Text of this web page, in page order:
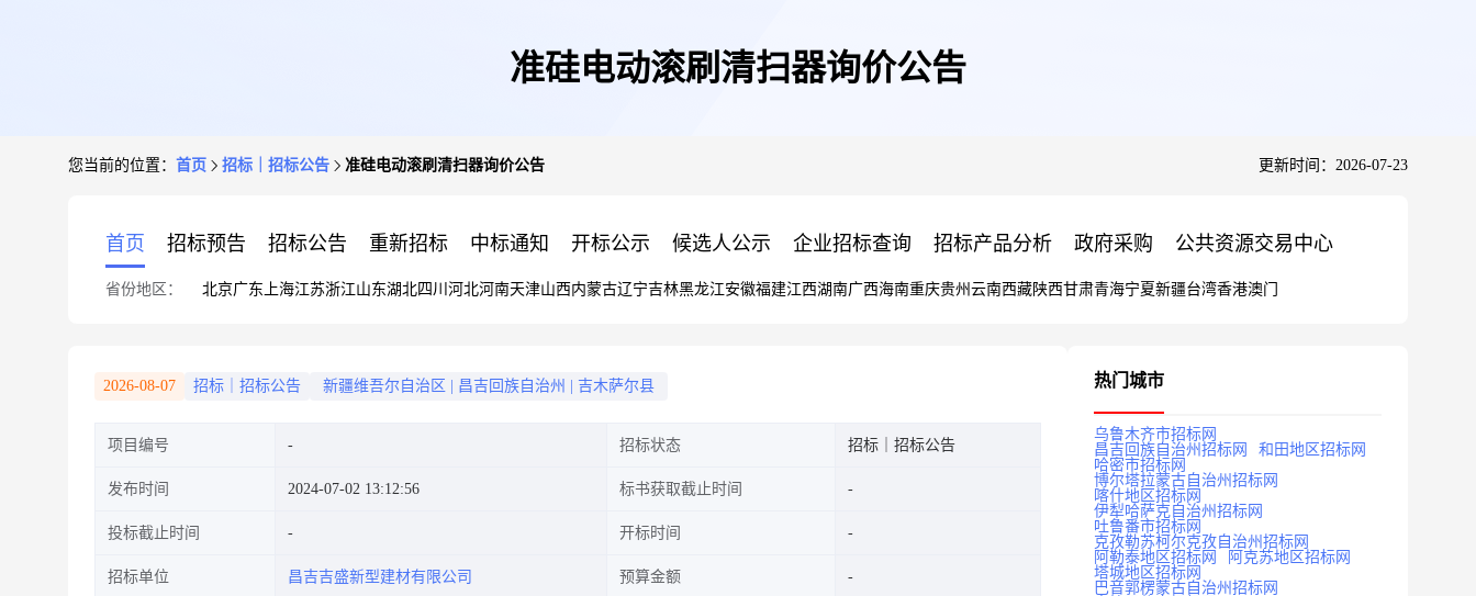
准硅电动滚刷清扫器询价公告
您当前的位置： 首页 招标｜招标公告 准硅电动滚刷清扫器询价公告 更新时间：2026-07-23
首页 招标预告 招标公告 重新招标 中标通知 开标公示 候选人公示 企业招标查询 招标产品分析 政府采购 公共资源交易中心
省份地区： 北京广东 上海江苏浙江山东湖北四川 河北河南天津山西内蒙古辽宁吉林黑龙江安徽福建江西湖南广西海南重庆贵州 云南西藏陕西甘肃青海宁夏新疆台湾香港澳门
2026-08-07 招标｜招标公告 新疆维吾尔自治区 昌吉回族自治州 吉木萨尔县
项目编号 招标状态 招标｜招标公告
发布时间 2024-07-02 13:12:56 标书获取截止时间
投标截止时间 开标时间
招标单位 昌吉吉盛新型建材有限公司 预算金额
热门城市
乌鲁木齐市招标网
昌吉回族自治州招标网
和田地区招标网
哈密市招标网
博尔塔拉蒙古自治州招标网
喀什地区招标网
伊犁哈萨克自治州招标网
吐鲁番市招标网
克孜勒苏柯尔克孜自治州招标网
阿勒泰地区招标网
阿克苏地区招标网
塔城地区招标网
巴音郭楞蒙古自治州招标网